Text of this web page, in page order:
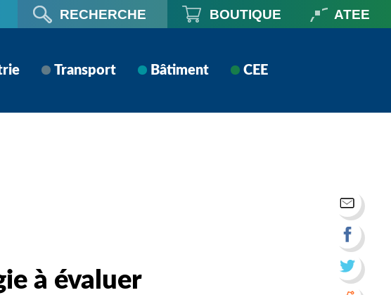
RECHERCHE BOUTIQUE ATEE
Transport Bâtiment CEE
à évaluer